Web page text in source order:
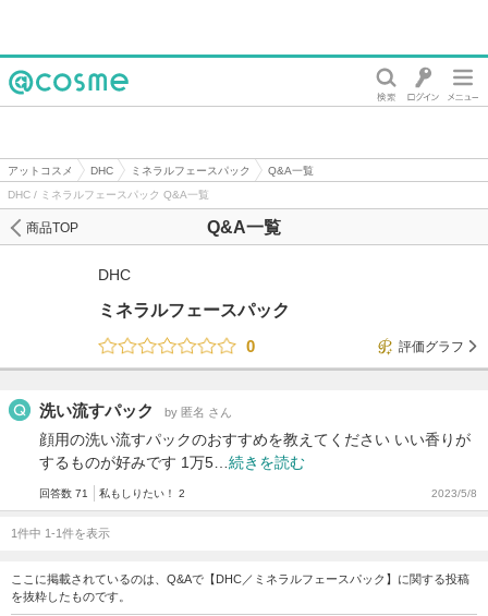
アットコスメ DHC ミネラルフェースパック
Q&A一覧
DHC / ミネラルフェースパック Q&A一覧
Q&A一覧
商品TOP
DHC
ミネラルフェースパック
0
評価グラフ
洗い流すパック by 匿名 さん
顔用の洗い流すパックのおすすめを教えてください いい香りが
するものが好みです 1万5… 続きを読む
回答数 71 私もしりたい！ 2 2023/5/8
1件中 1-1件を表示
ここに掲載されているのは、Q&Aで【DHC／ミネラルフェースパック】に関する投稿
を抜粋したものです。